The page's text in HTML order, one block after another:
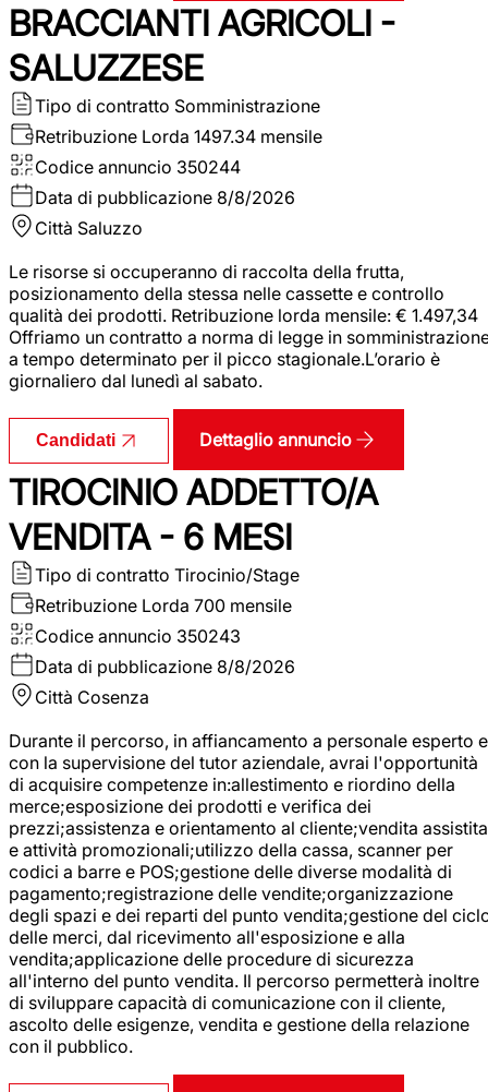
BRACCIANTI AGRICOLI -
SALUZZESE
Tipo di contratto Somministrazione
Retribuzione Lorda 1497.34 mensile
Codice annuncio 350244
Data di pubblicazione 8/8/2026
Città Saluzzo
Le risorse si occuperanno di raccolta della frutta,
posizionamento della stessa nelle cassette e controllo
qualità dei prodotti. Retribuzione lorda mensile: € 1.497,34
Offriamo un contratto a norma di legge in
a tempo determinato per il picco stagionale.L’orario è
giornaliero dal lunedì al sabato.
Candidati Dettaglio annuncio
TIROCINIO ADDETTO/A
VENDITA - 6 MESI
Tipo di contratto Tirocinio/Stage
Retribuzione Lorda 700 mensile
Codice annuncio 350243
Data di pubblicazione 8/8/2026
Città Cosenza
Durante il percorso, in affiancamento a personale esperto e
con la supervisione del tutor aziendale, avrai l'opportunità
di acquisire competenze in:allestimento e riordino della
merce;esposizione dei prodotti e verifica dei
prezzi;assistenza e orientamento al cliente;vendita assistita
e attività promozionali;utilizzo della cassa, scanner per
codici a barre e POS;gestione delle diverse modalità di
pagamento;registrazione delle vendite;organizzazione
degli spazi e dei reparti del punto vendita;gestione del
delle merci, dal ricevimento all'esposizione e alla
vendita;applicazione delle procedure di sicurezza
all'interno del punto vendita. Il percorso permetterà inoltre
di sviluppare capacità di comunicazione con il cliente,
ascolto delle esigenze, vendita e gestione della relazione
con il pubblico.